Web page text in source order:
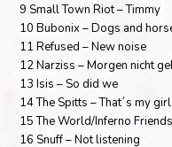
9 Small Town Riot – Timmy
10 Bubonix – Dogs and
11 Refused – New noise
12 Narziss – Morgen nicht
13 Isis – So did we
14 The Spitts – That´s my girl
15 The World/Inferno
16 Snuff – Not listening